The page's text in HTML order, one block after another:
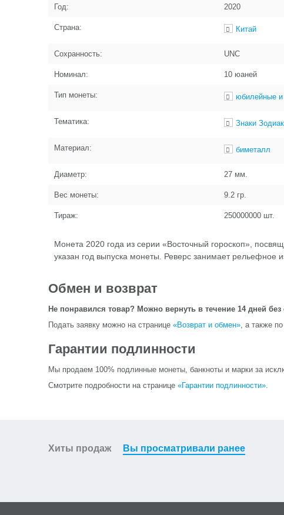
Год: 2020
Страна: Китай
Сохранность: UNC
Номинал: 10 юаней
Тип монеты: юбилейные
Тематика: Знаки
Материал: биметалл
Диаметр: 27 мм.
Вес монеты: 9.2 гр.
Тираж: 250000000 шт.
Монета 2020 года из серии «Восточный гороскоп»,
указан год выпуска монеты. Реверс занимает рельефное
Обмен и возврат
Не понравился товар? Можно вернуть в течение 14 дней
Подать заявку можно на странице «Возврат и обмен», а также
Гарантии подлинности
Мы продаем 100% подлинные монеты, банкноты и марки за
Смотрите подробности на странице «Гарантии подлинности».
Хиты продаж Вы просматривали ранее